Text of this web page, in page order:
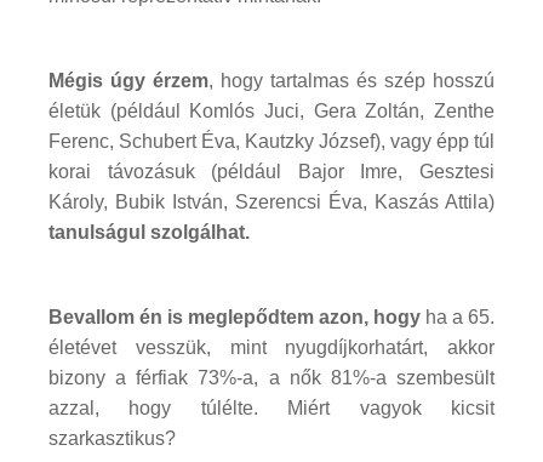
Mégis úgy érzem, hogy tartalmas és szép hosszú
életük (például Komlós Juci, Gera Zoltán, Zenthe
Ferenc, Schubert Éva, Kautzky József), vagy épp túl
korai távozásuk (például Bajor Imre, Gesztesi
Károly, Bubik István, Szerencsi Éva, Kaszás Attila)
tanulságul szolgálhat.
Bevallom én is meglepődtem azon, hogy ha a 65.
életévet vesszük, mint nyugdíjkorhatárt, akkor
bizony a férfiak 73%-a, a nők 81%-a szembesült
azzal, hogy túlélte. Miért vagyok kicsit
szarkasztikus?